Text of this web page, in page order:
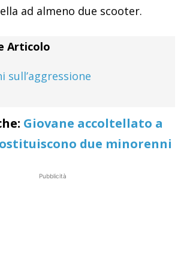
ad almeno due scooter.
Articolo
sull’aggressione
Giovane accoltellato a
due minorenni
Pubblicità